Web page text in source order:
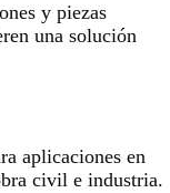
y piezas
una solución
aplicaciones en
civil e industria.